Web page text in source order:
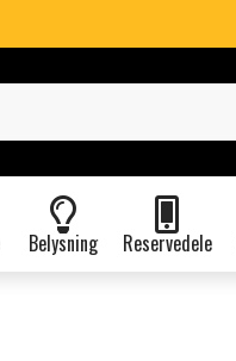
Belysning Reservedele